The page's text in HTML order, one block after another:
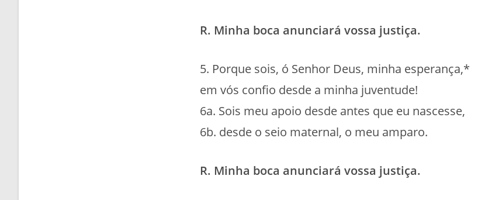
R. Minha boca anunciará vossa justiça.
5. Porque sois, ó Senhor Deus, minha esperança,*
em vós confio desde a minha juventude!
6a. Sois meu apoio desde antes que eu nascesse,
6b. desde o seio maternal, o meu amparo.
R. Minha boca anunciará vossa justiça.